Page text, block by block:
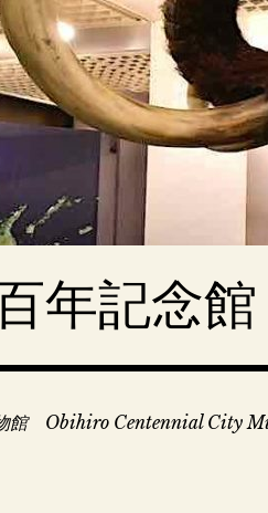
年記念館
館 Obihiro Centennial City